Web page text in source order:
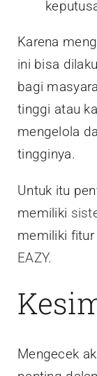
Karena
ini bisa
bagi
tinggi atau
mengelola
tingginya.
Untuk itu
memiliki
memiliki
EAZY.
Mengecek